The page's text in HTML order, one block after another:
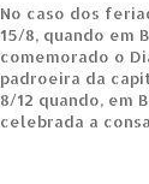
No caso dos
15/8, quando em
comemorado o
padroeira da
8/12 quando, em
celebrada a